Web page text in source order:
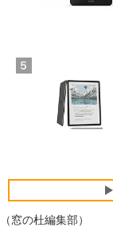
（窓の杜編集部）